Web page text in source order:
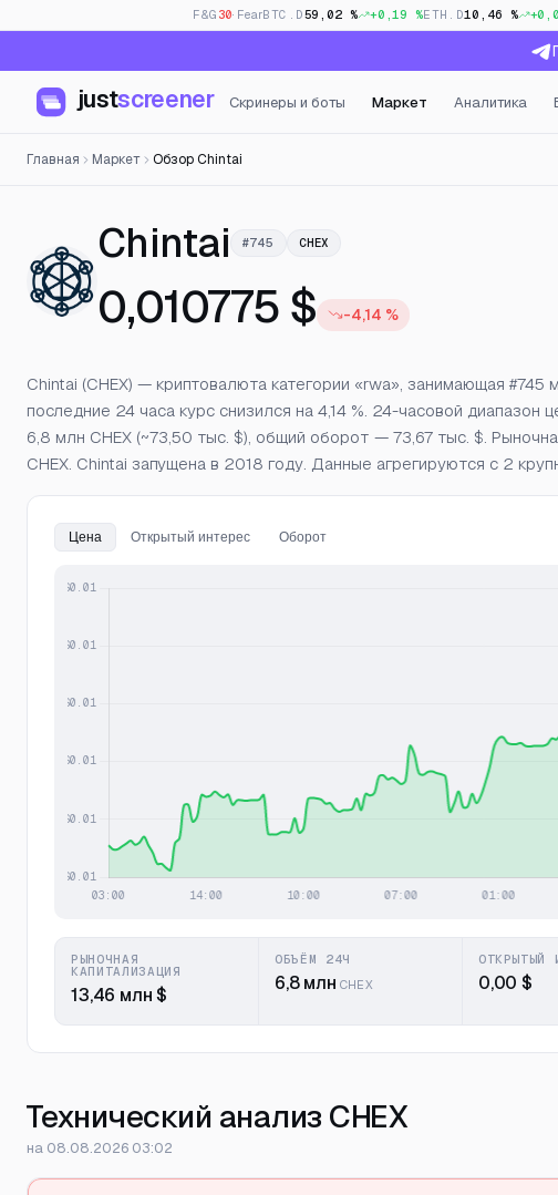
F&G 30· FearBTC.D59,02 % +0,19 %ETH.D10,46 %
justscreener Скринеры и боты Маркет Аналитика
Главная Маркет Обзор Chintai
Chintai — Цена,
#745 CHEX
0,010775 $ -4,14 %
Chintai (CHEX) — криптовалюта категории «rwa», занимающая
последние 24 часа курс снизился на 4,14 %. 24-часовой
6,8 млн CHEX (~73,50 тыс. $), общий оборот — 73,67 тыс. $.
CHEX. Chintai запущена в 2018 году. Данные агрегируются с 2
Цена Открытый интерес Оборот
РЫНОЧНАЯ
КАПИТАЛИЗАЦИЯ
13,46 млн $
ОБЪЁМ 24Ч
6,8 млн CHEX
ОТКРЫТЫЙ
0,00 $
Технический анализ CHEX
на 08.08.2026 03:02